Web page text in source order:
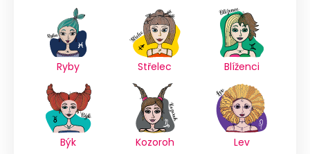
Ryby Střelec Blíženci
Býk Kozoroh Lev